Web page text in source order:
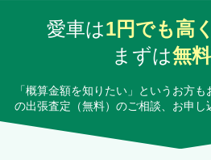
愛車は1円でも高
まずは無
「概算金額を知りたい」というお方
の出張査定（無料）のご相談、お申し